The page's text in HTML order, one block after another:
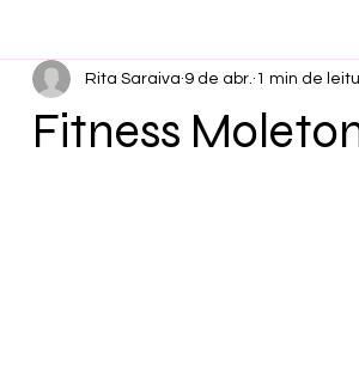
Fitness
Rita Saraiva 9 de abr. 1 min de